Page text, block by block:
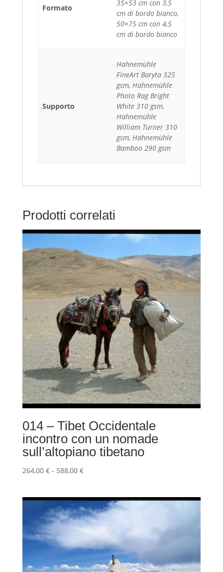
Formato
35×53 cm con 3,5
cm di bordo bianco,
50×75 cm con 4,5
cm di bordo bianco
Supporto
Hahnemühle
FineArt Baryta 325
gsm, Hahnemühle
Photo Rag Bright
White 310 gsm,
Hahnemühle
William Turner 310
gsm, Hahnemühle
Bamboo 290 gsm
Prodotti correlati
014 – Tibet Occidentale
incontro con un nomade
sull’altopiano tibetano
264,00 € - 588,00 €Fascia
da
264,00 €
a
588,00 €